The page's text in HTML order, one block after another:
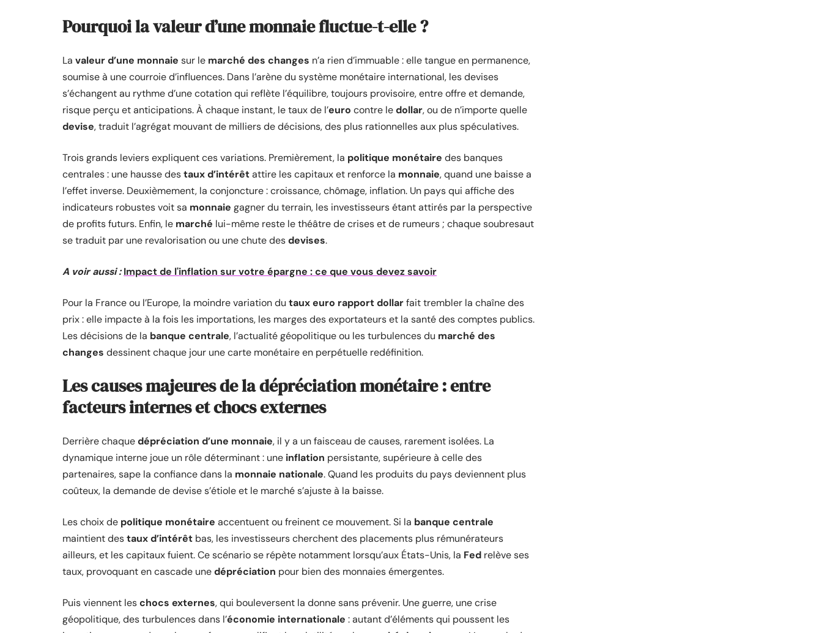
Pourquoi la valeur d’une monnaie fluctue-t-elle ?
La valeur d’une monnaie sur le marché des changes n’a rien d’immuable : elle tangue en permanence,
soumise à une courroie d’influences. Dans l’arène du système monétaire international, les devises
s’échangent au rythme d’une cotation qui reflète l’équilibre, toujours provisoire, entre offre et demande,
risque perçu et anticipations. À chaque instant, le taux de l’euro contre ledollar, ou de n’importe quelle
devise, traduit l’agrégat mouvant de milliers de décisions, des plus rationnelles aux plus spéculatives.
Trois grands leviers expliquent ces variations. Premièrement, la politique monétaire des banques
centrales : une hausse destaux d’intérêtattire les capitaux et renforce la monnaie, quand une baisse a
l’effet inverse. Deuxièmement, la conjoncture : croissance, chômage, inflation. Un pays qui affiche des
indicateurs robustes voit sa monnaie gagner du terrain, les investisseurs étant attirés par la perspective
de profits futurs. Enfin, le marché lui-même reste le théâtre de crises et de rumeurs ; chaque soubresaut
se traduit par une revalorisation ou une chute desdevises.
A voir aussi : Impact de l'inflation sur votre épargne : ce que vous devez savoir
Pour la France ou l’Europe, la moindre variation du taux euro rapport dollarfait trembler la chaîne des
prix : elle impacte à la fois les importations, les marges des exportateurs et la santé des comptes publics.
Les décisions de la banque centrale, l’actualité géopolitique ou les turbulences du marché des
changes dessinent chaque jour une carte monétaire en perpétuelle redéfinition.
Les causes majeures de la dépréciation monétaire : entre
facteurs internes et chocs externes
Derrière chaquedépréciation d’une monnaie, il y a un faisceau de causes, rarement isolées. La
dynamique interne joue un rôle déterminant : une inflation persistante, supérieure à celle des
partenaires, sape la confiance dans la monnaie nationale. Quand les produits du pays deviennent plus
coûteux, la demande de devise s’étiole et le marché s’ajuste à la baisse.
Les choix de politique monétaire accentuent ou freinent ce mouvement. Si la banque centrale
maintient destaux d’intérêt bas, les investisseurs cherchent des placements plus rémunérateurs
ailleurs, et les capitaux fuient. Ce scénario se répète notamment lorsqu’aux États-Unis, la Fed relève ses
taux, provoquant en cascade unedépréciation pour bien des monnaies émergentes.
Puis viennent leschocs externes, qui bouleversent la donne sans prévenir. Une guerre, une crise
géopolitique, des turbulences dans l’économie internationale : autant d’éléments qui poussent les